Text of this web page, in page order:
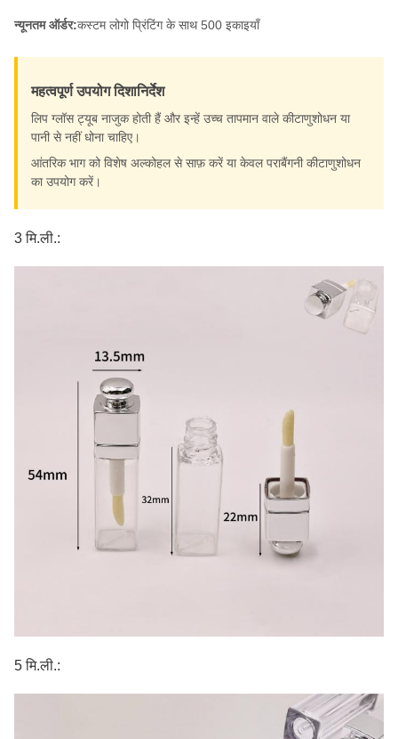
न्यूनतम ऑर्डर:कस्टम लोगो प्रिंटिंग के साथ 500 इकाइयाँ
महत्वपूर्ण उपयोग दिशानिर्देश
लिप ग्लॉस ट्यूब नाजुक होती हैं और इन्हें उच्च तापमान वाले कीटाणुशोधन या
पानी से नहीं धोना चाहिए।
आंतरिक भाग को विशेष अल्कोहल से साफ़ करें या केवल पराबैंगनी कीटाणुशोधन
का उपयोग करें।
3 मि.ली.:
5 मि.ली.: